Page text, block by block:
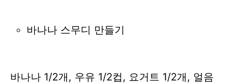
바나나 스무디 만들기
바나나 1/2개, 우유 1/2컵, 요거트 1/2개, 얼음